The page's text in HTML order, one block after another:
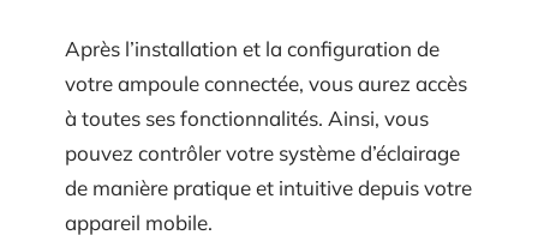
Après l’installation et la configuration de
votre ampoule connectée, vous aurez accès
à toutes ses fonctionnalités. Ainsi, vous
pouvez contrôler votre système d’éclairage
de manière pratique et intuitive depuis votre
appareil mobile.